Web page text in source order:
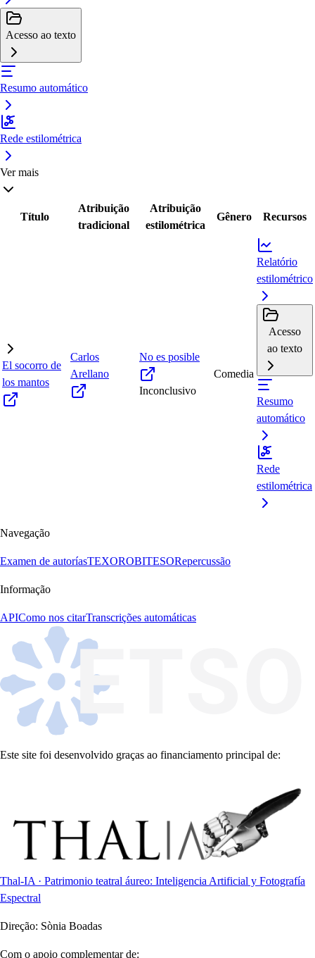
Acesso ao texto
Resumo automático
Rede estilométrica
Ver mais
Título
Atribuição
tradicional
Atribuição
estilométrica
Gênero Recursos
El socorro de
los mantos
Carlos
Arellano
No es posible
Inconclusivo
Comedia
Relatório
estilométrico
Acesso
ao texto
Resumo
automático
Rede
estilométrica
Navegação
Examen de autoríasTEXOROBITESORepercussão
Informação
APIComo nos citarTranscrições automáticas
Este site foi desenvolvido graças ao financiamento principal de:
Thal-IA · Patrimonio teatral áureo: Inteligencia Artificial y Fotografía
Espectral
Direção: Sònia Boadas
Com o apoio complementar de: